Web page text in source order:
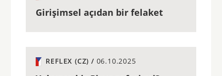
Girişimsel açıdan bir felaket
REFLEX (CZ) / 06.10.2025